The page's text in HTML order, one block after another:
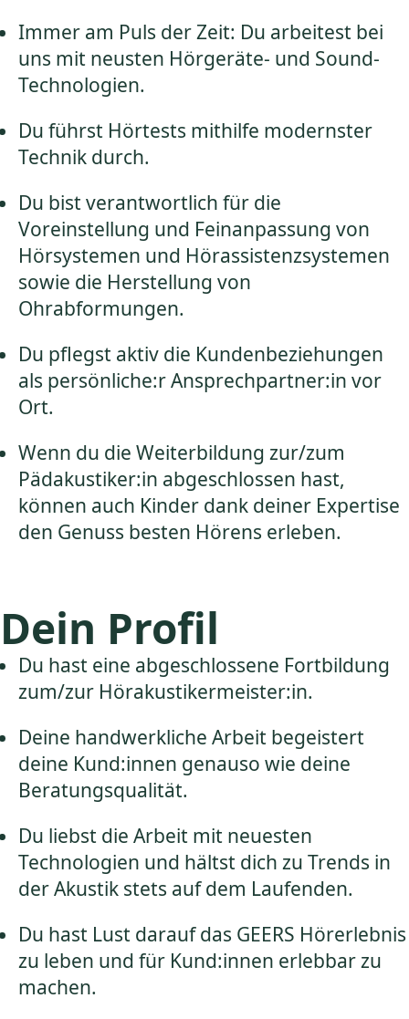
Immer am Puls der Zeit: Du arbeitest bei
uns mit neusten Hörgeräte- und Sound-
Technologien.
Du führst Hörtests mithilfe modernster
Technik durch.
Du bist verantwortlich für die
Voreinstellung und Feinanpassung von
Hörsystemen und Hörassistenzsystemen
sowie die Herstellung von
Ohrabformungen.
Du pflegst aktiv die Kundenbeziehungen
als persönliche:r Ansprechpartner:in vor
Ort.
Wenn du die Weiterbildung zur/zum
Pädakustiker:in abgeschlossen hast,
können auch Kinder dank deiner Expertise
den Genuss besten Hörens erleben.
Dein Profil
Du hast eine abgeschlossene Fortbildung
zum/zur Hörakustikermeister:in.
Deine handwerkliche Arbeit begeistert
deine Kund:innen genauso wie deine
Beratungsqualität.
Du liebst die Arbeit mit neuesten
Technologien und hältst dich zu Trends in
der Akustik stets auf dem Laufenden.
Du hast Lust darauf das GEERS Hörerlebnis
zu leben und für Kund:innen erlebbar zu
machen.